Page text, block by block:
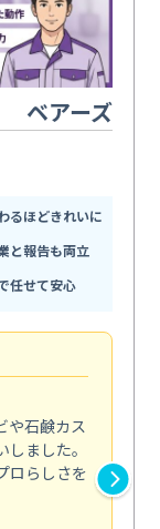
ベアーズ
るほどきれいに
と報告も両立
任せて安心
や石鹸カス
ました。
ロらしさを